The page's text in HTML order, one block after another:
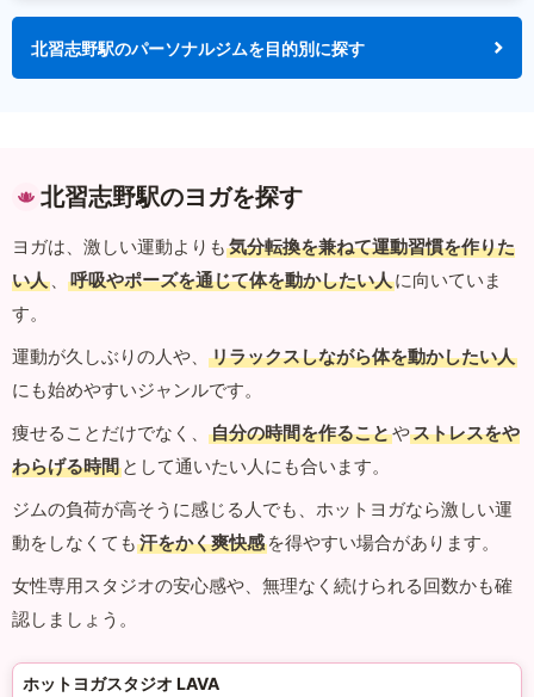
北習志野駅のパーソナルジムを目的別に探す
北習志野駅のヨガを探す
ヨガは、激しい運動よりも 気分転換を兼ねて運動習慣を作りた
い人 、 呼吸やポーズを通じて体を動かしたい人に向いていま
す。
運動が久しぶりの人や、
リラックスしながら体を動かしたい人
にも始めやすいジャンルです。
痩せることだけでなく、
自分の時間を作ることやストレスをや
わらげる時間 として通いたい人にも合います。
ジムの負荷が高そうに感じる人でも、ホットヨガなら激しい運
動をしなくても 汗をかく爽快感 を得やすい場合があります。
女性専用スタジオの安心感や、無理なく続けられる回数かも確
認しましょう。
ホットヨガスタジオ LAVA